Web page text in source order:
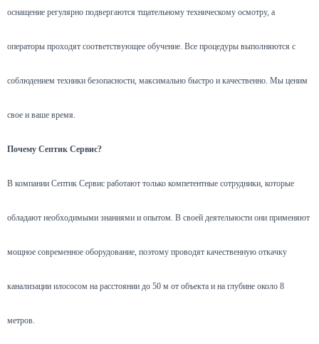
оснащение регулярно подвергаются тщательному техническому осмотру, а
операторы проходят соответствующее обучение. Все процедуры выполняются с
соблюдением техники безопасности, максимально быстро и качественно. Мы ценим
свое и ваше время.
Почему Септик Сервис?
В компании Септик Сервис работают только компетентные сотрудники, которые
обладают необходимыми знаниями и опытом. В своей деятельности они применяют
мощное современное оборудование, поэтому проводят качественную откачку
канализации илососом на расстоянии до 50 м от объекта и на глубине около 8
метров.